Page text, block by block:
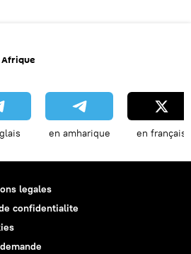
Afrique
en amharique en français
legales
confidentialite